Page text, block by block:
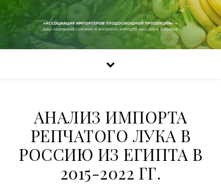
АНАЛИЗ ИМПОРТА
РЕПЧАТОГО ЛУКА В
РОССИЮ ИЗ ЕГИПТА В
2015-2022 ГГ.